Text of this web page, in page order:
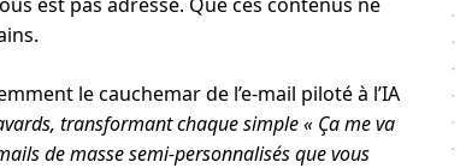
le cauchemar de l’e-mail piloté à l’IA
transformant chaque simple « Ça me va
de masse semi-personnalisés que vous